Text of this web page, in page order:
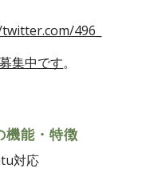
496_
集中です。
能・特徴
対応